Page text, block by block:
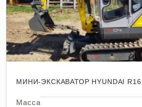
МИНИ-ЭКСКАВАТОР HYUNDAI R16
Масса